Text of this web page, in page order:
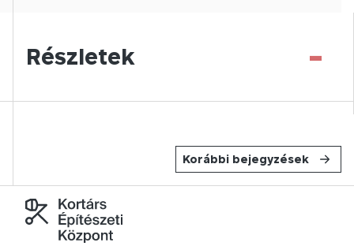
Részletek -
Korábbi bejegyzések